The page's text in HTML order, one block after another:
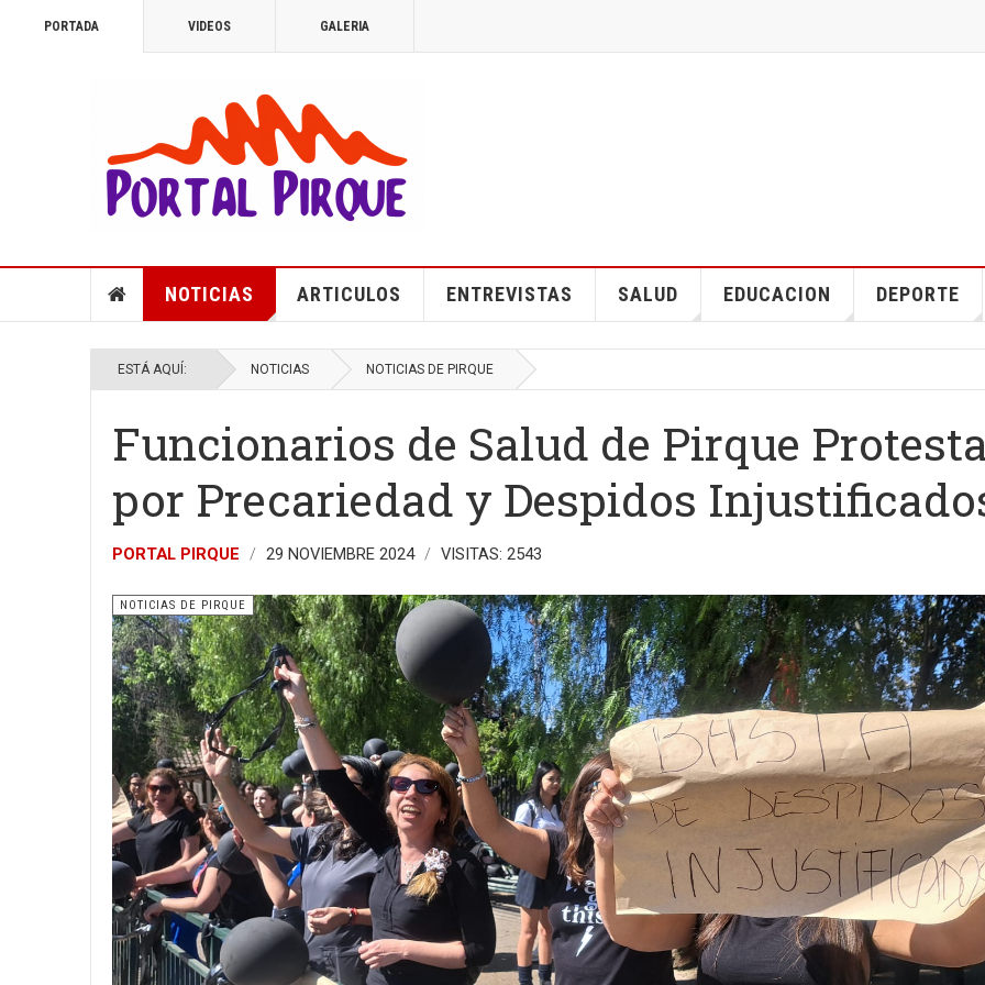
PORTADA VIDEOS GALERIA
NOTICIAS ARTICULOS ENTREVISTAS SALUD EDUCACION DEPORTE
ESTÁ AQUÍ: NOTICIAS NOTICIAS DE PIRQUE
Funcionarios de Salud de Pirque
por Precariedad y Despidos
PORTAL PIRQUE 29 NOVIEMBRE 2024 VISITAS: 2543
NOTICIAS DE PIRQUE